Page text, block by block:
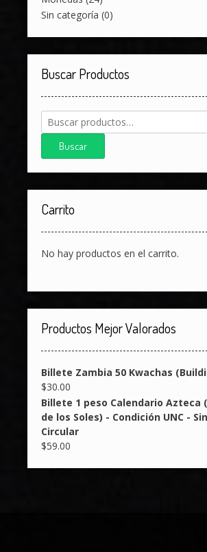
Sin categoría (0)
Buscar Productos
Buscar
por:
Buscar
Carrito
No hay productos en el carrito.
Productos Mejor Valorados
Billete Zambia 50 Kwachas
$30.00
Billete 1 peso Calendario Azteca
de los Soles) - Condición UNC - Sin
Circular
$59.00